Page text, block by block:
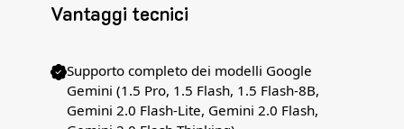
Vantaggi tecnici
Supporto completo dei modelli Google
Gemini (1.5 Pro, 1.5 Flash, 1.5 Flash-8B,
Gemini 2.0 Flash-Lite, Gemini 2.0 Flash,